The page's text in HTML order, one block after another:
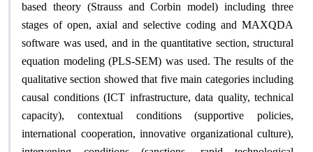
based theory (Strauss and Corbin model) including three
stages of open, axial and selective coding and MAXQDA
software was used, and in the quantitative section, structural
equation modeling (PLS-SEM) was used. The results of the
qualitative section showed that five main categories including
causal conditions (ICT infrastructure, data quality, technical
capacity), contextual conditions (supportive policies,
international cooperation, innovative organizational culture),